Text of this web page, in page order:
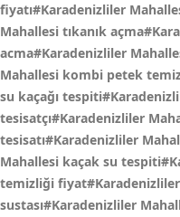
fiyatı#Karadenizliler
Mahallesi tıkanık
acma#Karadenizliler
Mahallesi kombi petek
su kaçağı
tesisatçı#Karadenizliler
tesisatı#Karadenizliler
Mahallesi kaçak su
temizliği
sustası#Karadenizliler